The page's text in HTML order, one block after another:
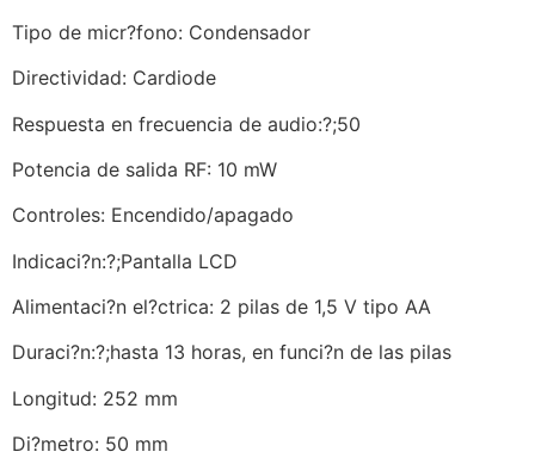
Tipo de micr?fono: Condensador
Directividad: Cardiode
Respuesta en frecuencia de audio:?;50
Potencia de salida RF: 10 mW
Controles: Encendido/apagado
Indicaci?n:?;Pantalla LCD
Alimentaci?n el?ctrica: 2 pilas de 1,5 V tipo AA
Duraci?n:?;hasta 13 horas, en funci?n de las pilas
Longitud: 252 mm
Di?metro: 50 mm